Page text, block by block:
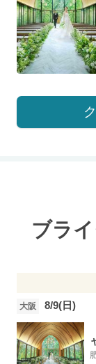
ブラ
大阪
8/9(日)